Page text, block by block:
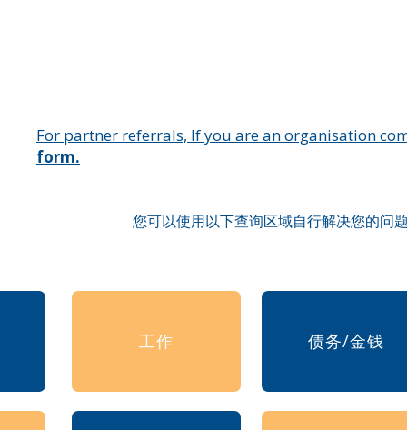
For partner referrals, If you are an organisation
form.
您可以使用以下查询区域自行解决您的问
工作 债务/金钱